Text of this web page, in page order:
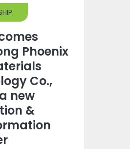
Phoenix
Co.,
new
&